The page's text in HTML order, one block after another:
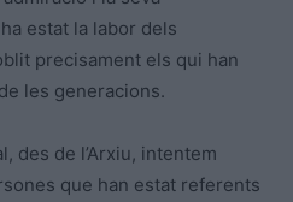
estat la labor dels
precisament els qui han
les generacions.
des de l’Arxiu, intentem
que han estat referents